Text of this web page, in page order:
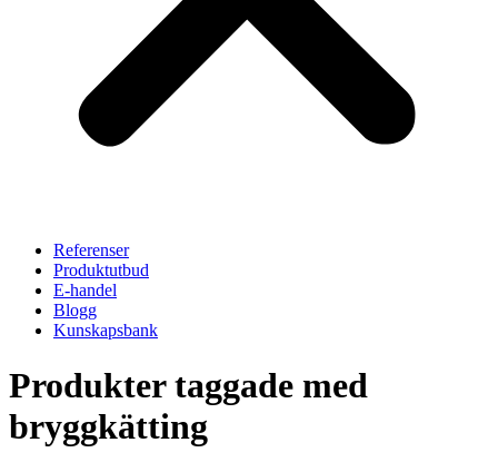
Referenser
Produktutbud
E-handel
Blogg
Kunskapsbank
Produkter taggade med
bryggkätting